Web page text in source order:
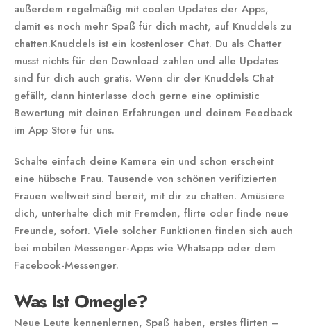
außerdem regelmäßig mit coolen Updates der Apps,
damit es noch mehr Spaß für dich macht, auf Knuddels zu
chatten.Knuddels ist ein kostenloser Chat. Du als Chatter
musst nichts für den Download zahlen und alle Updates
sind für dich auch gratis. Wenn dir der Knuddels Chat
gefällt, dann hinterlasse doch gerne eine optimistic
Bewertung mit deinen Erfahrungen und deinem Feedback
im App Store für uns.
Schalte einfach deine Kamera ein und schon erscheint
eine hübsche Frau. Tausende von schönen verifizierten
Frauen weltweit sind bereit, mit dir zu chatten. Amüsiere
dich, unterhalte dich mit Fremden, flirte oder finde neue
Freunde, sofort. Viele solcher Funk­tionen finden sich auch
bei mobilen Messenger-Apps wie Whats­app oder dem
Facebook-Messenger.
Was Ist Omegle?
Neue Leute kennenlernen, Spaß haben, erstes flirten –